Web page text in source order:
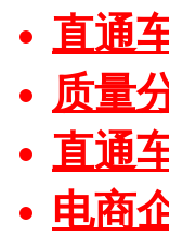
直通
质量
直通
电商